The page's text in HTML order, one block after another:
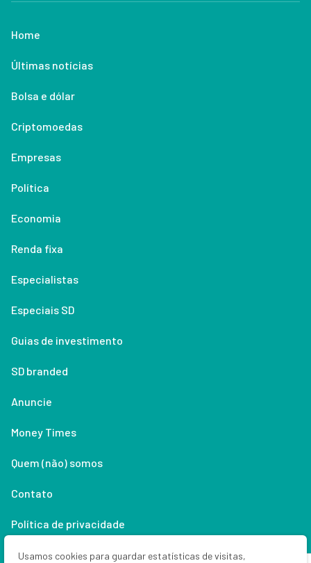
Home
Últimas notícias
Bolsa e dólar
Criptomoedas
Empresas
Política
Economia
Renda fixa
Especialistas
Especiais SD
Guias de investimento
SD branded
Anuncie
Money Times
Quem (não) somos
Contato
Política de privacidade
Lifestyle
Usamos cookies para guardar estatísticas de visitas,